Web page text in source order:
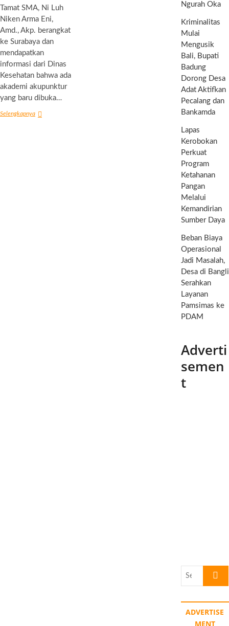
Tamat SMA, Ni Luh
Niken Arma Eni,
Amd., Akp. berangkat
ke Surabaya dan
mendapatkan
informasi dari Dinas
Kesehatan bahwa ada
akademi akupunktur
yang baru dibuka…
SelengkapnyaPionir
Ngurah Oka
Kriminalitas
Mulai
Mengusik
Bali, Bupati
Badung
Dorong Desa
Adat Aktifkan
Pecalang dan
Bankamda
Lapas
Kerobokan
Perkuat
Program
Ketahanan
Pangan
Melalui
Kemandirian
Sumber Daya
Beban Biaya
Operasional
Jadi Masalah,
Desa di Bangli
Serahkan
Layanan
Pamsimas ke
PDAM
Adverti
semen
t
Search
ADVERTISE
MENT